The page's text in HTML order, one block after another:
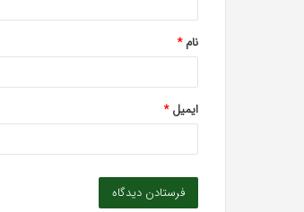
*
نام*
ایمیل*